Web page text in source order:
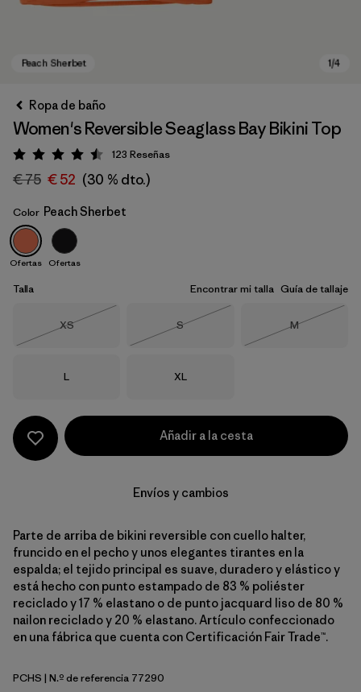
Peach Sherbet
Ropa de baño
Women's Reversible Seaglass Bay Bikini Top
Puntuación: 4.5 / 5
123 Reseñas
€ 75 € 52 (30 % dto.)
Color Peach Sherbet
Ofertas Ofertas
Talla Encontrar mi talla Guía de tallaje
Talla
XS
Talla
S
Talla
M
Talla
L Talla
XL
Añadir a la cesta
Envíos y cambios
Parte de arriba de bikini reversible con cuello halter,
fruncido en el pecho y unos elegantes tirantes en la
espalda; el tejido principal es suave, duradero y elástico y
está hecho con punto estampado de 83 % poliéster
reciclado y 17 % elastano o de punto jacquard liso de 80 %
nailon reciclado y 20 % elastano. Artículo confeccionado
en una fábrica que cuenta con Certificación Fair Trade™.
Peach Sherbet
PCHS | N.º de referencia 77290